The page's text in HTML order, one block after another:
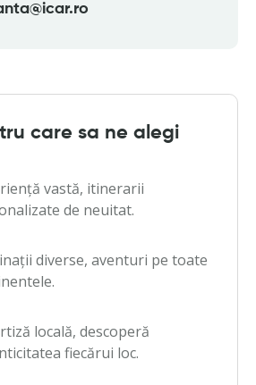
care sa ne alegi
vastă, itinerarii
de neuitat.
diverse, aventuri pe toate
locală, descoperă
fiecărui loc.